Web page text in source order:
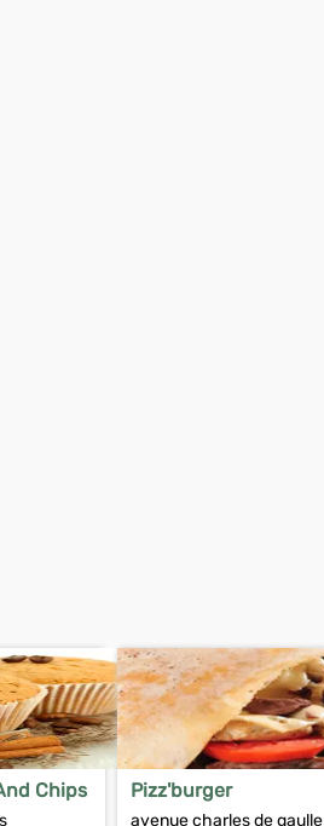
Chips Pizz'burger
avenue charles de gaulle